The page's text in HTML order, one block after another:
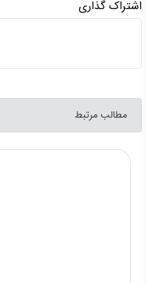
اشتراک گذاری
مطالب مرتبط